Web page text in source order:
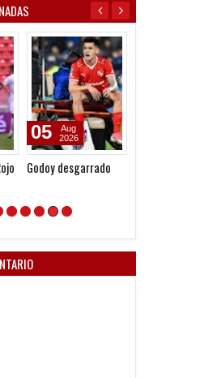
Godoy desgarrado
05
Aug
2026